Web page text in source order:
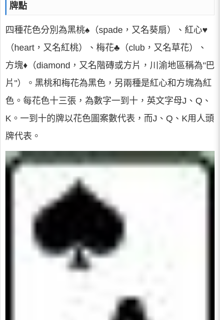
牌點
四種花色分別為黑桃♠（spade，又名葵扇）、紅心♥
（heart，又名紅桃）、梅花♣（club，又名草花）、
方塊♦（diamond，又名階磚或方片，川渝地區稱為"巴
片"）。黑桃和梅花為黑色，另兩種是紅心和方塊為紅
色。每花色十三張，為數字一到十，英文字母J、Q、
K。一到十的牌以花色圖案數代表，而J、Q、K用人頭
牌代表。